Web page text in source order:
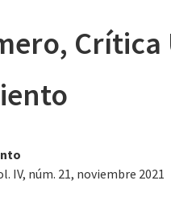
IV, núm. 21, noviembre 2021